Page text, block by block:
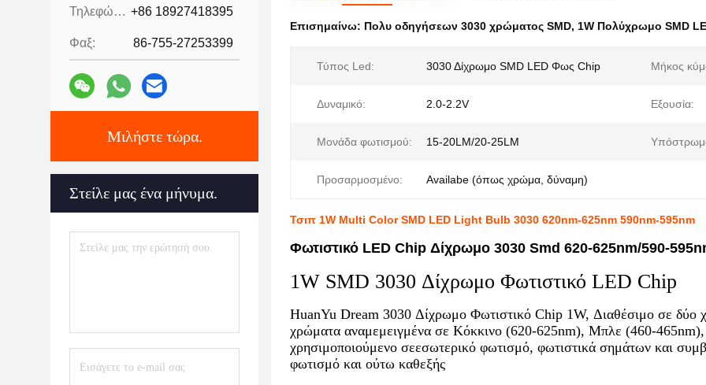
Τηλεφώνημα: +86 18927418395
Φαξ: 86-755-27253399
Μιλήστε τώρα.
Στείλε μας ένα μήνυμα.
Επισημαίνω: Πολυ οδηγήσεων 3030 χρώματος SMD, 1W Πολύχρωμο SMD
Τύπος Led: 3030 Δίχρωμο SMD LED Φως Chip Μήκος
Δυναμικό: 2.0-2.2V Εξουσία:
Μονάδα φωτισμού: 15-20LM/20-25LM
Προσαρμοσμένο: Availabe (όπως χρώμα, δύναμη)
Τσιπ 1W Multi Color SMD LED Light Bulb 3030 620nm-625nm 590nm-595nm
Φωτιστικό LED Chip Δίχρωμο 3030 Smd 620-625nm/590-
1W SMD 3030 Δίχρωμο Φωτιστικό LED Chip
HuanYu Dream 3030 Δίχρωμο Φωτιστικό Chip 1W, Διαθέσιμο σε δύο
χρώματα αναμεμειγμένα σε Κόκκινο (620-625nm), Μπλε (460-
χρησιμοποιούμενο σεεσωτερικό φωτισμό, φωτιστικά σημάτων και
φωτισμό και ούτω καθεξής